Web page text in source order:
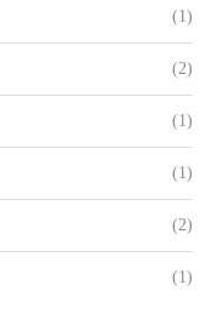
(1)
(2)
(1)
(1)
(2)
(1)